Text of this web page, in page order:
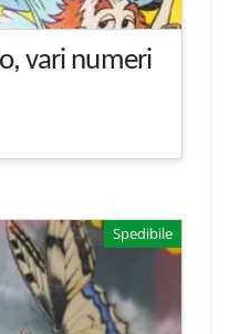
vari numeri
Spedibile